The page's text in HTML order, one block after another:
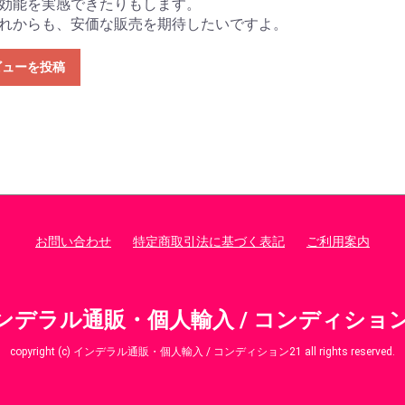
能を実感できたりもします。
からも、安価な販売を期待したいですよ。
ューを投稿
お問い合わせ 特定商取引法に基づく表記 ご利用案内
デラル通販・個人輸入 / コンディショ
copyright (c) インデラル通販・個人輸入 / コンディション21 all rights reserved.